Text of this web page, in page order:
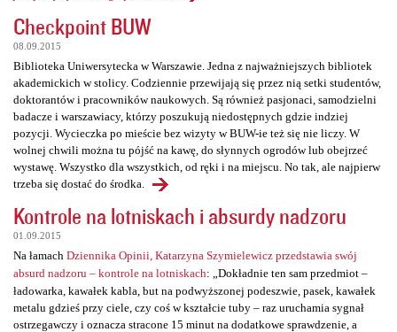
Checkpoint BUW
08.09.2015
Biblioteka Uniwersytecka w Warszawie. Jedna z najważniejszych bibliotek
akademickich w stolicy. Codziennie przewijają się przez nią setki studentów,
doktorantów i pracowników naukowych. Są również pasjonaci, samodzielni
badacze i warszawiacy, którzy poszukują niedostępnych gdzie indziej
pozycji. Wycieczka po mieście bez wizyty w BUW-ie też się nie liczy. W
wolnej chwili można tu pójść na kawę, do słynnych ogrodów lub obejrzeć
wystawę. Wszystko dla wszystkich, od ręki i na miejscu. No tak, ale najpierw
trzeba się dostać do środka.
Kontrole na lotniskach i absurdy nadzoru
01.09.2015
Na łamach Dziennika Opinii, Katarzyna Szymielewicz przedstawia swój
absurd nadzoru – kontrole na lotniskach: „Dokładnie ten sam przedmiot –
ładowarka, kawałek kabla, but na podwyższonej podeszwie, pasek, kawałek
metalu gdzieś przy ciele, czy coś w kształcie tuby – raz uruchamia sygnał
ostrzegawczy i oznacza stracone 15 minut na dodatkowe sprawdzenie, a